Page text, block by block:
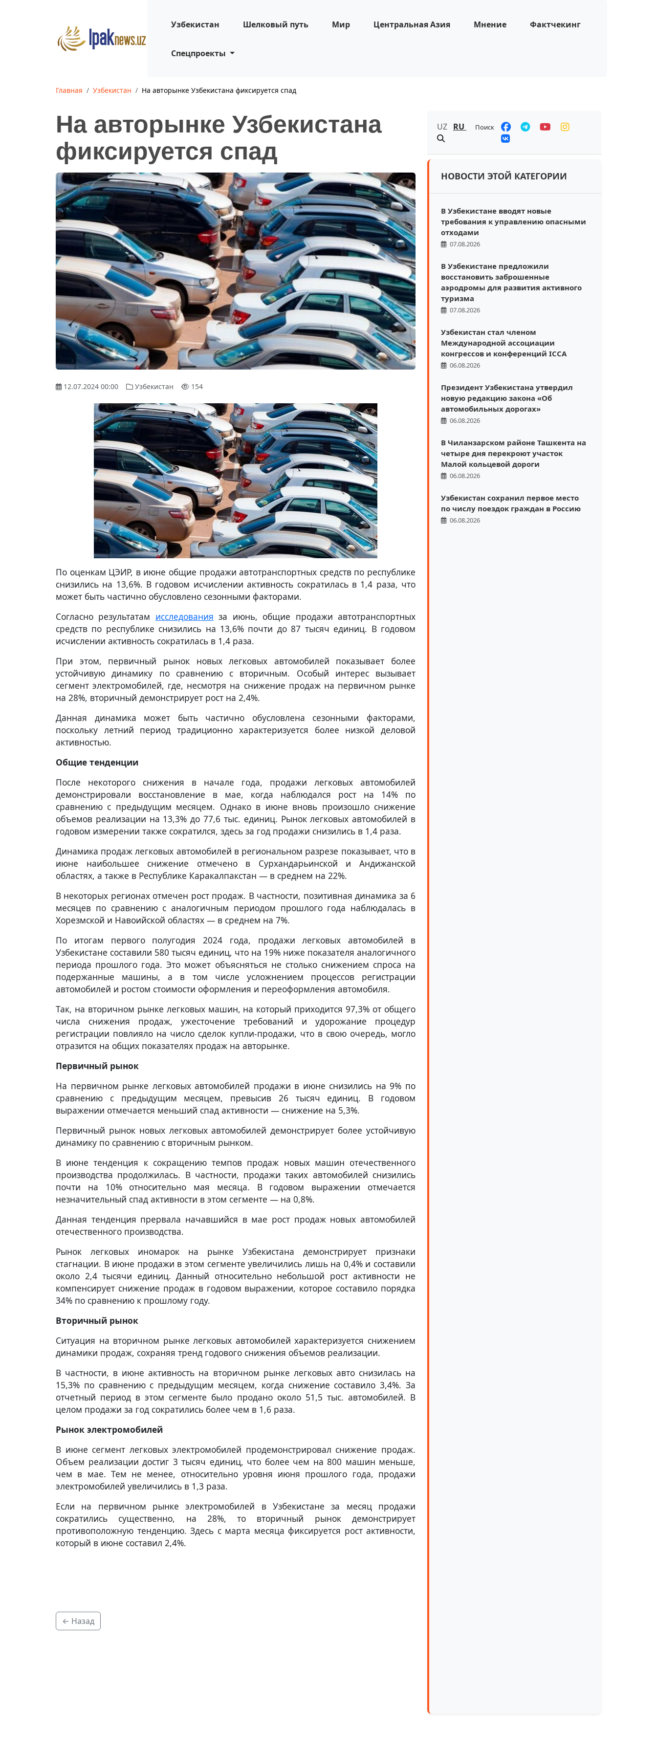
Узбекистан Шелковый путь Мир Центральная Азия Мнение Фактчекинг
Спецпроекты
Главная Узбекистан На авторынке Узбекистана фиксируется спад
На авторынке Узбекистана
фиксируется спад
12.07.2024 00:00 Узбекистан 154
По оценкам ЦЭИР, в июне общие продажи автотранспортных средств по республике
снизились на 13,6%. В годовом исчислении активность сократилась в 1,4 раза, что
может быть частично обусловлено сезонными факторами.
Согласно результатам исследования за июнь, общие продажи автотранспортных
средств по республике снизились на 13,6% почти до 87 тысяч единиц. В годовом
исчислении активность сократилась в 1,4 раза.
При этом, первичный рынок новых легковых автомобилей показывает более
устойчивую динамику по сравнению с вторичным. Особый интерес вызывает
сегмент электромобилей, где, несмотря на снижение продаж на первичном рынке
на 28%, вторичный демонстрирует рост на 2,4%.
Данная динамика может быть частично обусловлена сезонными факторами,
поскольку летний период традиционно характеризуется более низкой деловой
активностью.
Общие тенденции
После некоторого снижения в начале года, продажи легковых автомобилей
демонстрировали восстановление в мае, когда наблюдался рост на 14% по
сравнению с предыдущим месяцем. Однако в июне вновь произошло снижение
объемов реализации на 13,3% до 77,6 тыс. единиц. Рынок легковых автомобилей в
годовом измерении также сократился, здесь за год продажи снизились в 1,4 раза.
Динамика продаж легковых автомобилей в региональном разрезе показывает, что в
июне наибольшее снижение отмечено в Сурхандарьинской и Андижанской
областях, а также в Республике Каракалпакстан — в среднем на 22%.
В некоторых регионах отмечен рост продаж. В частности, позитивная динамика за 6
месяцев по сравнению с аналогичным периодом прошлого года наблюдалась в
Хорезмской и Навоийской областях — в среднем на 7%.
По итогам первого полугодия 2024 года, продажи легковых автомобилей в
Узбекистане составили 580 тысяч единиц, что на 19% ниже показателя аналогичного
периода прошлого года. Это может объясняться не столько снижением спроса на
подержанные машины, а в том числе усложнением процессов регистрации
автомобилей и ростом стоимости оформления и переоформления автомобиля.
Так, на вторичном рынке легковых машин, на который приходится 97,3% от общего
числа снижения продаж, ужесточение требований и удорожание процедур
регистрации повлияло на число сделок купли-продажи, что в свою очередь, могло
отразится на общих показателях продаж на авторынке.
Первичный рынок
На первичном рынке легковых автомобилей продажи в июне снизились на 9% по
сравнению с предыдущим месяцем, превысив 26 тысяч единиц. В годовом
выражении отмечается меньший спад активности — снижение на 5,3%.
Первичный рынок новых легковых автомобилей демонстрирует более устойчивую
динамику по сравнению с вторичным рынком.
В июне тенденция к сокращению темпов продаж новых машин отечественного
производства продолжилась. В частности, продажи таких автомобилей снизились
почти на 10% относительно мая месяца. В годовом выражении отмечается
незначительный спад активности в этом сегменте — на 0,8%.
Данная тенденция прервала начавшийся в мае рост продаж новых автомобилей
отечественного производства.
Рынок легковых иномарок на рынке Узбекистана демонстрирует признаки
стагнации. В июне продажи в этом сегменте увеличились лишь на 0,4% и составили
около 2,4 тысячи единиц. Данный относительно небольшой рост активности не
компенсирует снижение продаж в годовом выражении, которое составило порядка
34% по сравнению к прошлому году.
Вторичный рынок
Ситуация на вторичном рынке легковых автомобилей характеризуется снижением
динамики продаж, сохраняя тренд годового снижения объемов реализации.
В частности, в июне активность на вторичном рынке легковых авто снизилась на
15,3% по сравнению с предыдущим месяцем, когда снижение составило 3,4%. За
отчетный период в этом сегменте было продано около 51,5 тыс. автомобилей. В
целом продажи за год сократились более чем в 1,6 раза.
Рынок электромобилей
В июне сегмент легковых электромобилей продемонстрировал снижение продаж.
Объем реализации достиг 3 тысяч единиц, что более чем на 800 машин меньше,
чем в мае. Тем не менее, относительно уровня июня прошлого года, продажи
электромобилей увеличились в 1,3 раза.
Если на первичном рынке электромобилей в Узбекистане за месяц продажи
сократились существенно, на 28%, то вторичный рынок демонстрирует
противоположную тенденцию. Здесь с марта месяца фиксируется рост активности,
который в июне составил 2,4%.
← Назад
UZ RU Поиск
НОВОСТИ ЭТОЙ КАТЕГОРИИ
В Узбекистане вводят новые
требования к управлению опасными
отходами
07.08.2026
В Узбекистане предложили
восстановить заброшенные
аэродромы для развития активного
туризма
07.08.2026
Узбекистан стал членом
Международной ассоциации
конгрессов и конференций ICCA
06.08.2026
Президент Узбекистана утвердил
новую редакцию закона «Об
автомобильных дорогах»
06.08.2026
В Чиланзарском районе Ташкента на
четыре дня перекроют участок
Малой кольцевой дороги
06.08.2026
Узбекистан сохранил первое место
по числу поездок граждан в Россию
06.08.2026